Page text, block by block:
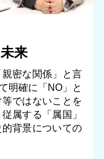
来
密な関係」と言
明確に「NO」と
ではないことを
属する「属国」
背景についての